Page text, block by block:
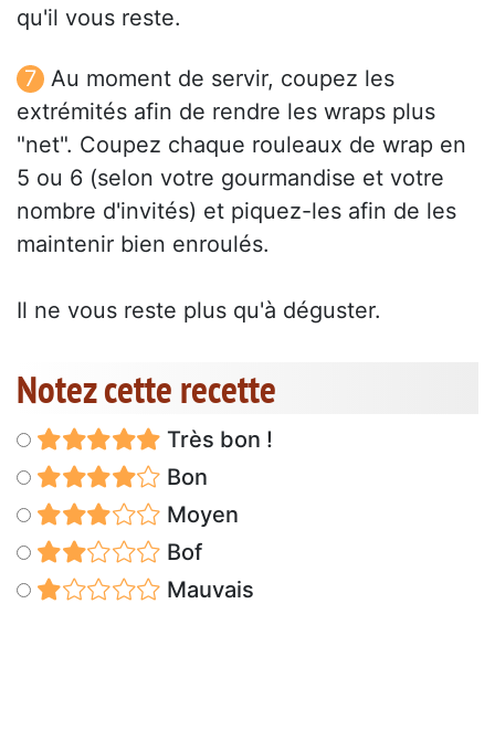
qu'il vous reste.
Au moment de servir, coupez les
extrémités afin de rendre les wraps plus
"net". Coupez chaque rouleaux de wrap en
5 ou 6 (selon votre gourmandise et votre
nombre d'invités) et piquez-les afin de les
maintenir bien enroulés.
Il ne vous reste plus qu'à déguster.
Notez cette recette
Très bon !
Bon
Moyen
Bof
Mauvais